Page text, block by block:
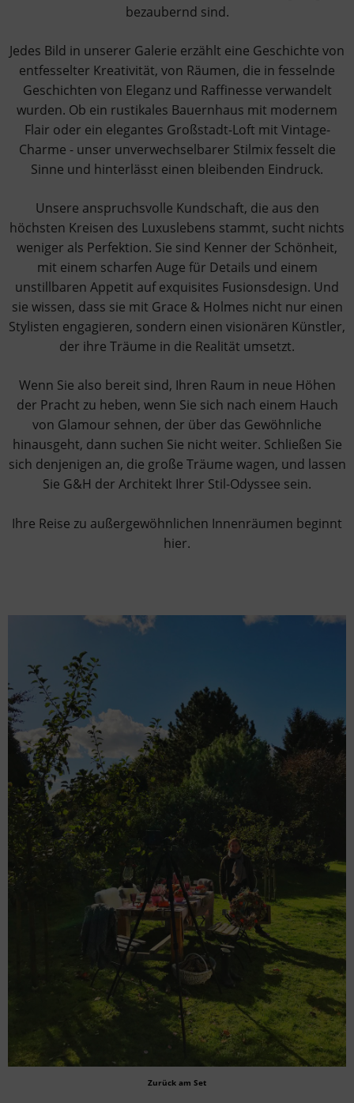
bezaubernd sind.
Jedes Bild in unserer Galerie erzählt eine Geschichte von
entfesselter Kreativität, von Räumen, die in fesselnde
Geschichten von Eleganz und Raffinesse verwandelt
wurden. Ob ein rustikales Bauernhaus mit modernem
Flair oder ein elegantes Großstadt-Loft mit Vintage-
Charme - unser unverwechselbarer Stilmix fesselt die
Sinne und hinterlässt einen bleibenden Eindruck.
Unsere anspruchsvolle Kundschaft, die aus den
höchsten Kreisen des Luxuslebens stammt, sucht nichts
weniger als Perfektion. Sie sind Kenner der Schönheit,
mit einem scharfen Auge für Details und einem
unstillbaren Appetit auf exquisites Fusionsdesign. Und
sie wissen, dass sie mit Grace & Holmes nicht nur einen
Stylisten engagieren, sondern einen visionären Künstler,
der ihre Träume in die Realität umsetzt.
Wenn Sie also bereit sind, Ihren Raum in neue Höhen
der Pracht zu heben, wenn Sie sich nach einem Hauch
von Glamour sehnen, der über das Gewöhnliche
hinausgeht, dann suchen Sie nicht weiter. Schließen Sie
sich denjenigen an, die große Träume wagen, und lassen
Sie G&H der Architekt Ihrer Stil-Odyssee sein.
Ihre Reise zu außergewöhnlichen Innenräumen beginnt
hier.
Zurück am Set